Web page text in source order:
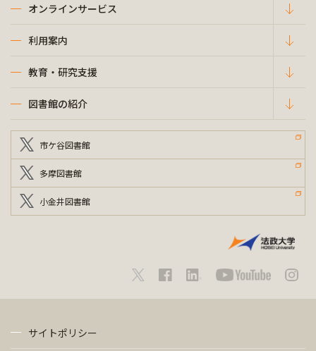
オンラインサービス
利用案内
教育・研究支援
図書館の紹介
市ケ谷図書館
多摩図書館
小金井図書館
サイトポリシー